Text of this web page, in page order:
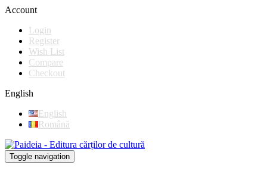
Account
Login
Register
Wish List
Compare
Checkout
English
English
Română
Toggle navigation